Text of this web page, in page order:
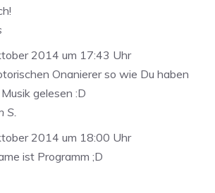
2014 um 17:43 Uhr
Onanierer so wie Du haben
gelesen :D
S.
2014 um 18:00 Uhr
ist Programm ;D